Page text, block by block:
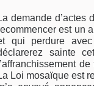
demande d’actes
est un
qui perdure
sainte
Loi mosaïque est